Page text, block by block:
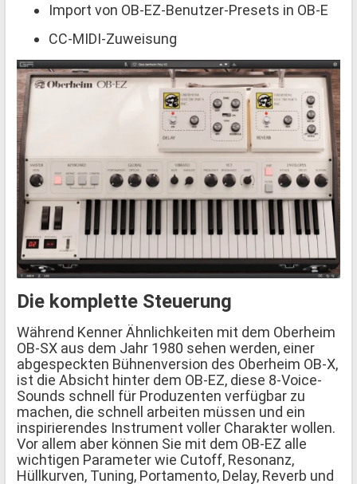
Import von OB-EZ-Benutzer-Presets in OB-E
CC-MIDI-Zuweisung
Die komplette Steuerung
Während Kenner Ähnlichkeiten mit dem Oberheim
OB-SX aus dem Jahr 1980 sehen werden, einer
abgespeckten Bühnenversion des Oberheim OB-X,
ist die Absicht hinter dem OB-EZ, diese 8-Voice-
Sounds schnell für Produzenten verfügbar zu
machen, die schnell arbeiten müssen und ein
inspirierendes Instrument voller Charakter wollen.
Vor allem aber können Sie mit dem OB-EZ alle
wichtigen Parameter wie Cutoff, Resonanz,
Hüllkurven, Tuning, Portamento, Delay, Reverb und